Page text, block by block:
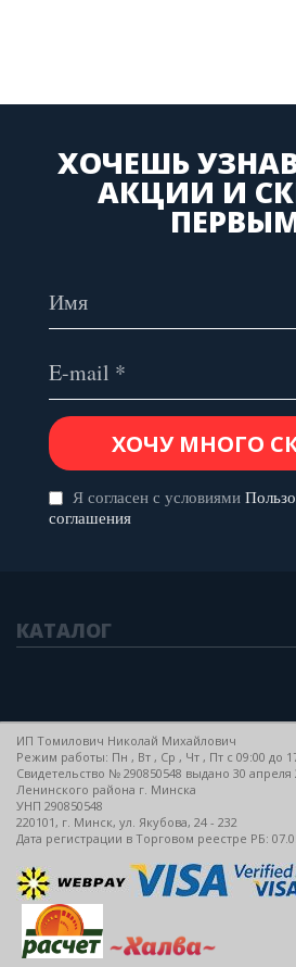
ХОЧЕШЬ
АКЦИИ И
Я согласен с условиями
соглашения
КАТАЛОГ
ИП Томилович Николай Михайлович
Режим работы: Пн , Вт , Ср , Чт , Пт c 09:00 до
Свидетельство № 290850548 выдано 30
Ленинского района г. Минска
УНП 290850548
220101, г. Минск, ул. Якубова, 24 - 232
Дата регистрации в Торговом реестре РБ: